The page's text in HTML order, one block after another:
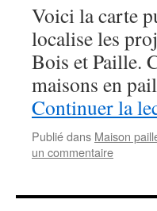
Voici la carte
localise les
Bois et Paille.
maisons en
Continuer la
Publié dans Maison
un commentaire